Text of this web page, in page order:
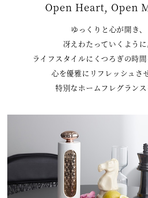
Open Heart, Open
ゆっくりと心が開き、
冴えわたっていくように
ライフスタイルにくつろぎの時間
心を優雅にリフレッシュさ
特別なホームフレグランス